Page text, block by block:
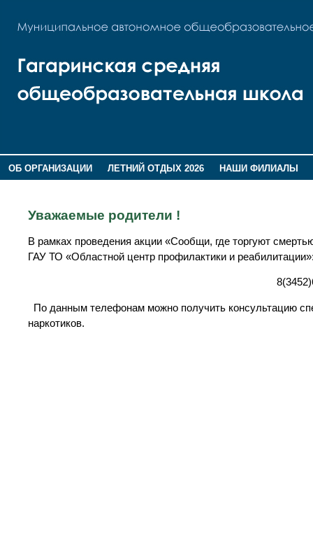
ОБ ОРГАНИЗАЦИИ ЛЕТНИЙ ОТДЫХ 2026
НАШИ ФИЛИАЛЫ
Уважаемые родители !
В рамках проведения акции «Сообщи, где торгуют
ГАУ ТО «Областной центр профилактики и
По данным телефонам можно получить консультацию
наркотиков.